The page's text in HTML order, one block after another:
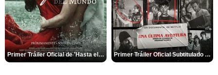
Primer Tráiler Oficial de 'Hasta el fin del mundo' Primer Tráiler Oficial Subtitulado de 'Una última aventura: Detrás de cámaras de Stranger Things 5'